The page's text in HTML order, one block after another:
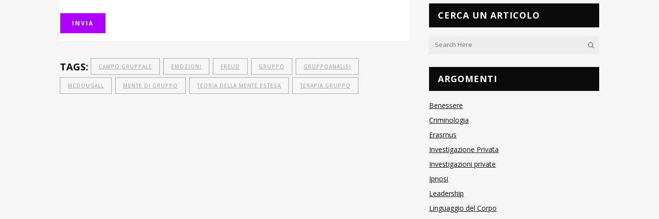
TAGS: CAMPO GRUPPALE EMOZIONI FREUD GRUPPO GRUPPOANALISI
MCDOUGALL MENTE DI GRUPPO TEORIA DELLA MENTE ESTESA TERAPIA GRUPPO
CERCA UN ARTICOLO
ARGOMENTI
Benessere
Criminologia
Erasmus
Investigazione Privata
Investigazioni private
Ipnosi
Leadership
Linguaggio del Corpo